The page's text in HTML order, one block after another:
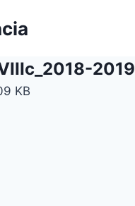
2019
KB